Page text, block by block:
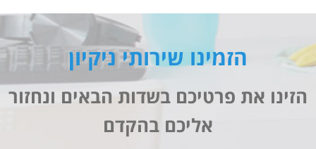
הזמינו שירותי ניקיון
הזינו את פרטיכם בשדות הבאים ונחזור
אליכם בהקדם